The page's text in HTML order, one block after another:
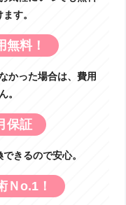
す。
無料！
かった場合は、費用
。
保証
きるので安心。
Ｎo.1！